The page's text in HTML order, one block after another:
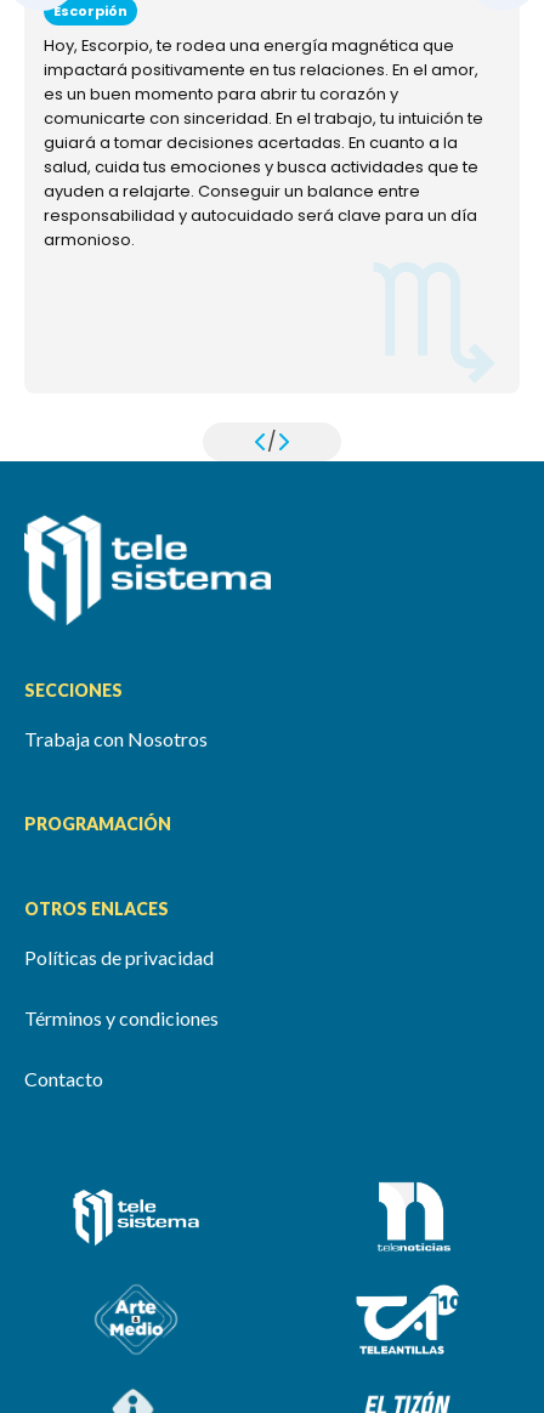
Escorpión
Hoy, Escorpio, te rodea una energía magnética que
impactará positivamente en tus relaciones. En el amor,
es un buen momento para abrir tu corazón y
comunicarte con sinceridad. En el trabajo, tu intuición te
guiará a tomar decisiones acertadas. En cuanto a la
salud, cuida tus emociones y busca actividades que te
ayuden a relajarte. Conseguir un balance entre
responsabilidad y autocuidado será clave para un día
armonioso.
/
SECCIONES
Trabaja con Nosotros
PROGRAMACIÓN
OTROS ENLACES
Políticas de privacidad
Términos y condiciones
Contacto